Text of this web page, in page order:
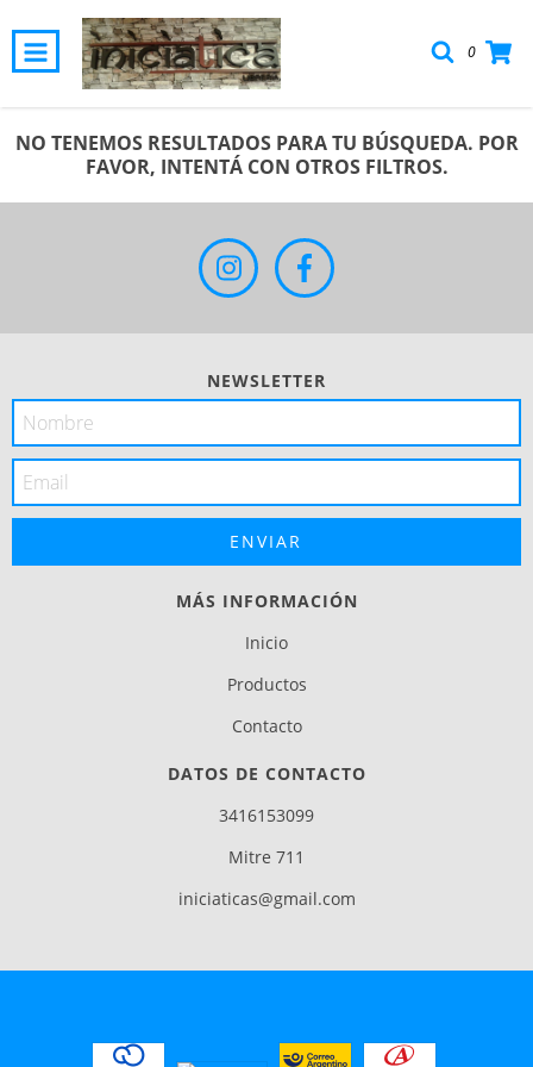
0
NO TENEMOS RESULTADOS PARA TU BÚSQUEDA. POR
FAVOR, INTENTÁ CON OTROS FILTROS.
NEWSLETTER
MÁS INFORMACIÓN
Inicio
Productos
Contacto
DATOS DE CONTACTO
3416153099
Mitre 711
iniciaticas@gmail.com